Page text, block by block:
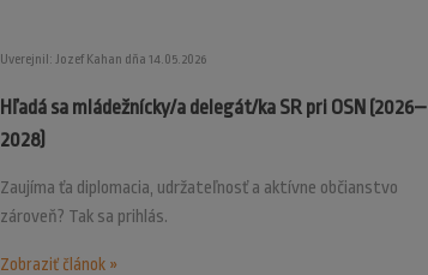
Uverejnil: Jozef Kahan dňa 14.05.2026
Hľadá sa mládežnícky/a delegát/ka SR pri OSN (2026–
2028)
Zaujíma ťa diplomacia, udržateľnosť a aktívne občianstvo
zároveň? Tak sa prihlás.
Zobraziť článok »